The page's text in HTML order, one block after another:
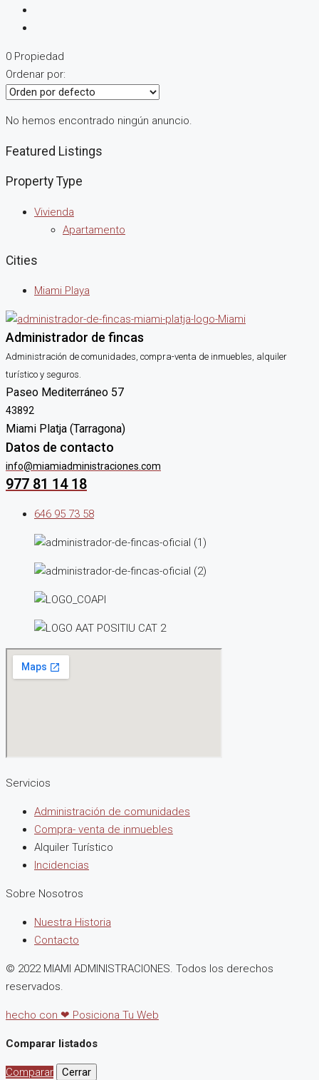
0 Propiedad
Ordenar por:
No hemos encontrado ningún anuncio.
Featured Listings
Property Type
Vivienda
Apartamento
Cities
Miami Playa
Administrador de fincas
Administración de comunidades, compra-venta de inmuebles, alquiler
turístico y seguros.
Paseo Mediterráneo 57
43892
Miami Platja (Tarragona)
Datos de contacto
info@miamiadministraciones.com
977 81 14 18
646 95 73 58
Servicios
Administración de comunidades
Compra- venta de inmuebles
Alquiler Turístico
Incidencias
Sobre Nosotros
Nuestra Historia
Contacto
© 2022 MIAMI ADMINISTRACIONES. Todos los derechos
reservados.
hecho con ❤ Posiciona Tu Web
Comparar listados
Comparar
Cerrar